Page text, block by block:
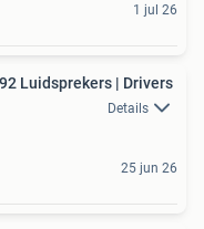
1 jul 26
Luidsprekers | Drivers
Details
25 jun 26